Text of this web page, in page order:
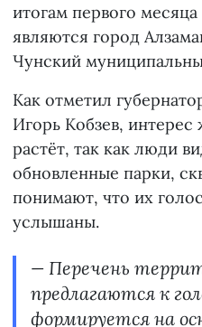
итогам первого
являются город
Чунский
Как отметил
Игорь Кобзев,
растёт, так как люди
обновленные парки,
понимают, что их
услышаны.
— Перечень
предлагаются к
формируется на